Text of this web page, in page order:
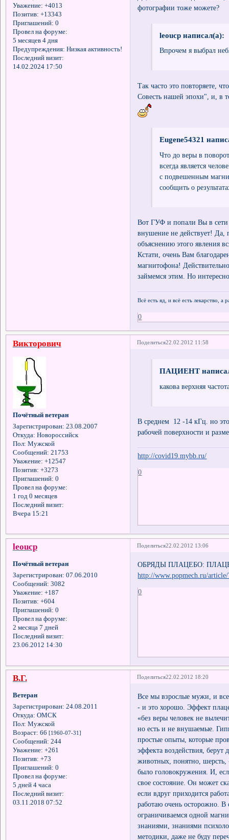
Уважение: +4013
Позитив: +13343
Приглашений: 0
Провел на форуме:
5 месяцев 4 дня
Предупреждения: Низкая активность!
Последний визит:
14.02.2024 17:50
фотографии тоже можете?
leoucp написал(а):
Впрочем я выбрал
Так часто это повторяете,
Совесть нашей эпохи", и, в
Eugene54321
Что до веры в
всегда является
с подвешенным
сообщить о
Вот ГУФ и попали Вы в сети
внушение не действует! Да,
объяснению этого явления
Кстати, очень Вам
магнитофона!
займемся этим. Но
Всё есть яд, и всё есть лекарство,
0
Поделиться22.02.2012 11:58
Викторович
Почётный ветеран
Зарегистрирован: 23.08.2007
Откуда: Новороссийск
Пол: Мужской
Сообщений: 21753
Уважение: +12547
Позитив: +3273
Приглашений: 0
Провел на форуме:
1 год 0 месяцев
Последний визит:
Вчера 15:21
ПАЦИЕНТ
какова верхняя
В среднем 12 -14 кГц. но
рабочей поверхности и
http://covid19.mybb.ru/
0
Поделиться22.02.2012 13:06
leоucp
Почётный ветеран
Зарегистрирован: 07.06.2010
Сообщений: 3082
Уважение: +187
Позитив: +604
Приглашений: 0
Провел на форуме:
2 месяца 7 дней
Последний визит:
23.06.2012 14:30
ОБРЯДЫ ПЛАЦЕБО:
http://www.popmech.ru/
0
Поделиться22.02.2012 18:20
В.Г.
Ветеран
Зарегистрирован: 24.08.2011
Откуда: ОМСК
Пол: Мужской
Возраст: 66 [1960-07-31]
Сообщений: 244
Уважение: +261
Позитив: +73
Приглашений: 0
Провел на форуме:
5 дней 4 часа
Последний визит:
03.11.2018 07:52
Все мы взрослые мужи, и
- и это хорошо. Эффект
«без веры человек не
но есть и не внушаемые.
простые опыты, которые
эффекта воздействия,
животных, понятно, шерсть,
было головокружения. И,
свое состояние. Он может
если вдруг приходится
работаю очень осторожно.
ограничиваемся одной
знаниями, знаниями
методики, даже не буду